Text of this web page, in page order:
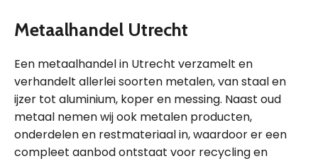
Metaalhandel Utrecht
Een metaalhandel in Utrecht verzamelt en
verhandelt allerlei soorten metalen, van staal en
ijzer tot aluminium, koper en messing. Naast oud
metaal nemen wij ook metalen producten,
onderdelen en restmateriaal in, waardoor er een
compleet aanbod ontstaat voor recycling en